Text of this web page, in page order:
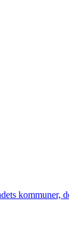
kommuner,